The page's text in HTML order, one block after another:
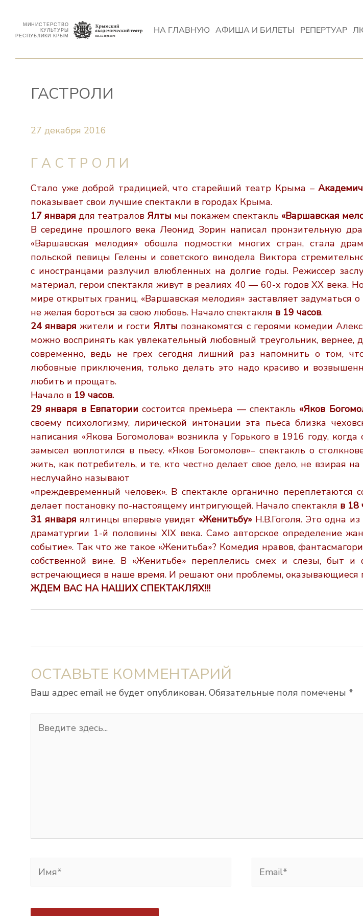
МИНИСТЕРСТВО
КУЛЬТУРЫ
РЕСПУБЛИКИ КРЫМ
НА ГЛАВНУЮ АФИША И БИЛЕТЫ РЕПЕРТУАР
ГАСТРОЛИ
27 декабря 2016
Г А С Т Р О Л И
Стало уже доброй традицией, что старейший театр Крыма –
показывает свои лучшие спектакли в городах Крыма.
17 января для театралов Ялты мы покажем спектакль «Варшавская
В середине прошлого века Леонид Зорин написал пронзительную
«Варшавская мелодия» обошла подмостки многих стран, стала
польской певицы Гелены и советского винодела Виктора
с иностранцами разлучил влюбленных на долгие годы. Режиссер
материал, герои спектакля живут в реалиях 40 — 60-х годов XX века.
мире открытых границ, «Варшавская мелодия» заставляет задуматься
не желая бороться за свою любовь. Начало спектакля в 19 часов.
24 января жители и гости Ялты познакомятся с героями комедии
можно воспринять как увлекательный любовный треугольник, вернее,
современно, ведь не грех сегодня лишний раз напомнить о том,
любовные приключения, только делать это надо красиво и
любить и прощать.
Начало в 19 часов.
29 января в Евпатории состоится премьера — спектакль «Яков
своему психологизму,лирической интонации эта пьеса близка
написания «Якова Богомолова» возникла у Горького в 1916 году,
замысел воплотился в пьесу. «Яков Богомолов»– спектакль о
жить, как потребитель, и те, кто честно делает свое дело, не взирая
неслучайно называют
«преждевременный человек». В спектакле органично переплетаются
делает постановку по-настоящему интригующей. Начало спектакля в 18
31 января ялтинцы впервые увидят «Женитьбу» Н.В.Гоголя. Это одна
драматургии 1-й половины ХIХ века. Само авторское определение
событие». Так что же такое «Женитьба»? Комедия нравов,
собственной вине. В «Женитьбе» переплелисьсмех и слезы, быт и
встречающиеся в наше время. И решают они проблемы, оказывающиеся
ЖДЕМ ВАС НА НАШИХ СПЕКТАКЛЯХ!!!
ОСТАВЬТЕ КОММЕНТАРИЙ
Ваш адрес email не будет опубликован. Обязательные поля помечены *